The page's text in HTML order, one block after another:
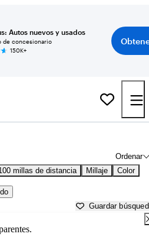
Autos nuevos y usados
de concesionario
150K+
Ordenar
millas de distancia Millaje Color
Guardar